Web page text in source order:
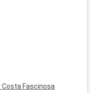
Fascinosa